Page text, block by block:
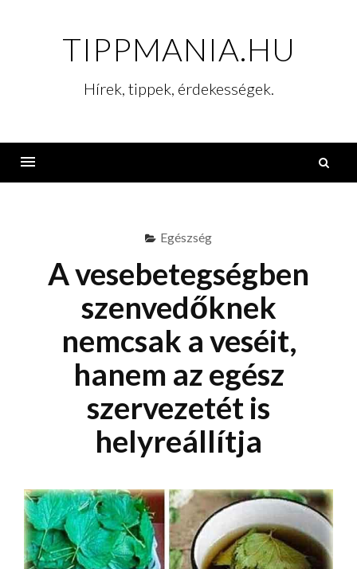
TIPPMANIA.HU
Hírek, tippek, érdekességek.
Egészség
A vesebetegségben
szenvedőknek
nemcsak a veséit,
hanem az egész
szervezetét is
helyreállítja